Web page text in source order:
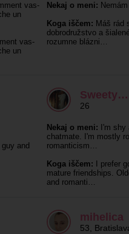
vas-
un
vas-
un
Nekaj o meni:
Koga iščem: Máš rád
dobrodružstvo a
rozumne blázni…
and
Sweety…
26
Nekaj o meni: I'm shy
chatmate. I'm mostly
romanticism…
Koga iščem: I prefer
mature friendships.
and romanti…
mihelica
53